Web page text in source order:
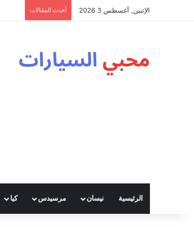
الإثنين, أغسطس 3 2026 أحدث المقالات
الرئيسية نيسان مرسيدس كيا